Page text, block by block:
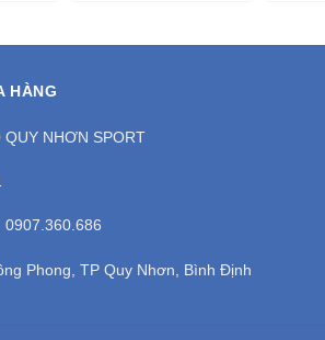
HÀNG
QUY NHƠN SPORT
Phong, TP Quy Nhơn, Bình Định